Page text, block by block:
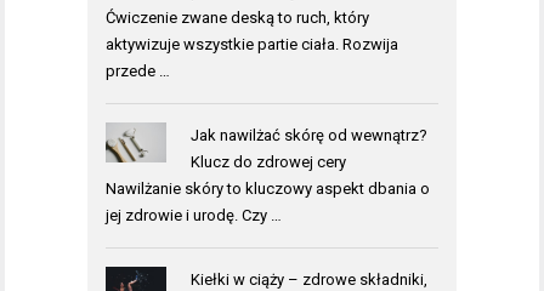
Ćwiczenie zwane deską to ruch, który
aktywizuje wszystkie partie ciała. Rozwija
przede …
Jak nawilżać skórę od wewnątrz?
Klucz do zdrowej cery
Nawilżanie skóry to kluczowy aspekt dbania o
jej zdrowie i urodę. Czy …
Kiełki w ciąży – zdrowe składniki,